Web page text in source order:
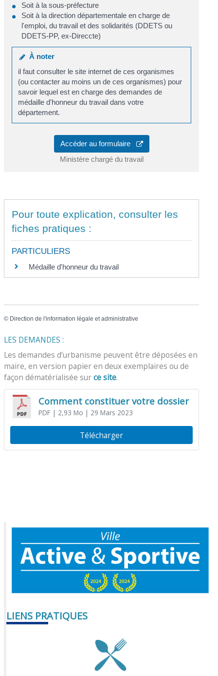
Soit à la sous-préfecture
Soit à la direction départementale en charge de
l'emploi, du travail et des solidarités (DDETS ou
DDETS-PP, ex-Direccte)
À noter
il faut consulter le site internet de ces organismes
(ou contacter au moins un de ces organismes) pour
savoir lequel est en charge des demandes de
médaille d'honneur du travail dans votre
département.
Accéder au formulaire
Ministère chargé du travail
Pour toute explication, consulter les
fiches pratiques :
PARTICULIERS
Médaille d'honneur du travail
© Direction de l'information légale et administrative
LES DEMANDES :
Les demandes d’urbanisme peuvent être déposées en
maire, en version papier en deux exemplaires ou de
façon dématérialisée surce site.
Comment constituer votre dossier
PDF| 2,93 Mo | 29 Mars 2023
Télécharger
LIENS PRATIQUES